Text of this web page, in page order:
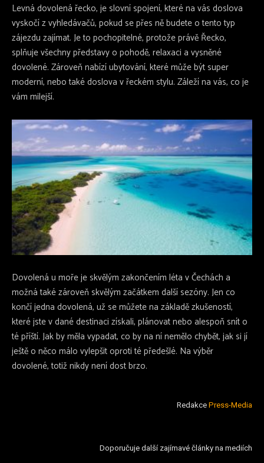
Levná dovolená řecko, je slovní spojení, které na vás doslova
vyskočí z vyhledávačů, pokud se přes ně budete o tento typ
zájezdu zajímat. Je to pochopitelné, protože právě Řecko,
splňuje všechny představy o pohodě, relaxaci a vysněné
dovolené. Zároveň nabízí ubytování, které může být super
moderní, nebo také doslova v řeckém stylu. Záleží na vás, co je
vám milejší.
Dovolená u mořeje skvělým zakončením léta v Čechách a
možná také zároveň skvělým začátkem další sezóny. Jen co
končí jedna dovolená, už se můžete na základě zkušeností,
které jste v dané destinaci získali, plánovat nebo alespoň snít o
té příští. Jak by měla vypadat, co by na ní nemělo chybět, jak si jí
ještě o něco málo vylepšit oproti té předešlé. Na výběr
dovolené, totiž nikdy není dost brzo.
Redakce Press-Media
Doporučuje další zajímavé články na mediích